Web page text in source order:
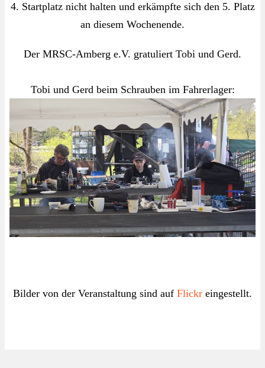
4. Startplatz nicht halten und erkämpfte sich den 5. Platz
an diesem Wochenende.
Der MRSC-Amberg e.V. gratuliert Tobi und Gerd.
Tobi und Gerd beim Schrauben im Fahrerlager:
Bilder von der Veranstaltung sind auf Flickr eingestellt.